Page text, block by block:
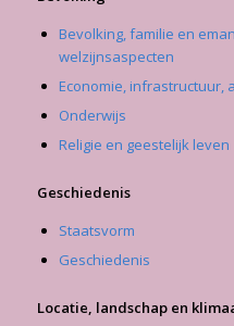
Bevolking, familie en
welzijnsaspecten
Economie, infrastructuur,
Onderwijs
Religie en geestelijk leven
Geschiedenis
Staatsvorm
Geschiedenis
Locatie, landschap en